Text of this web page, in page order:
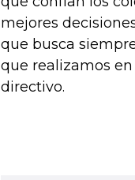
mejores
que busca
que realizamos
directivo.